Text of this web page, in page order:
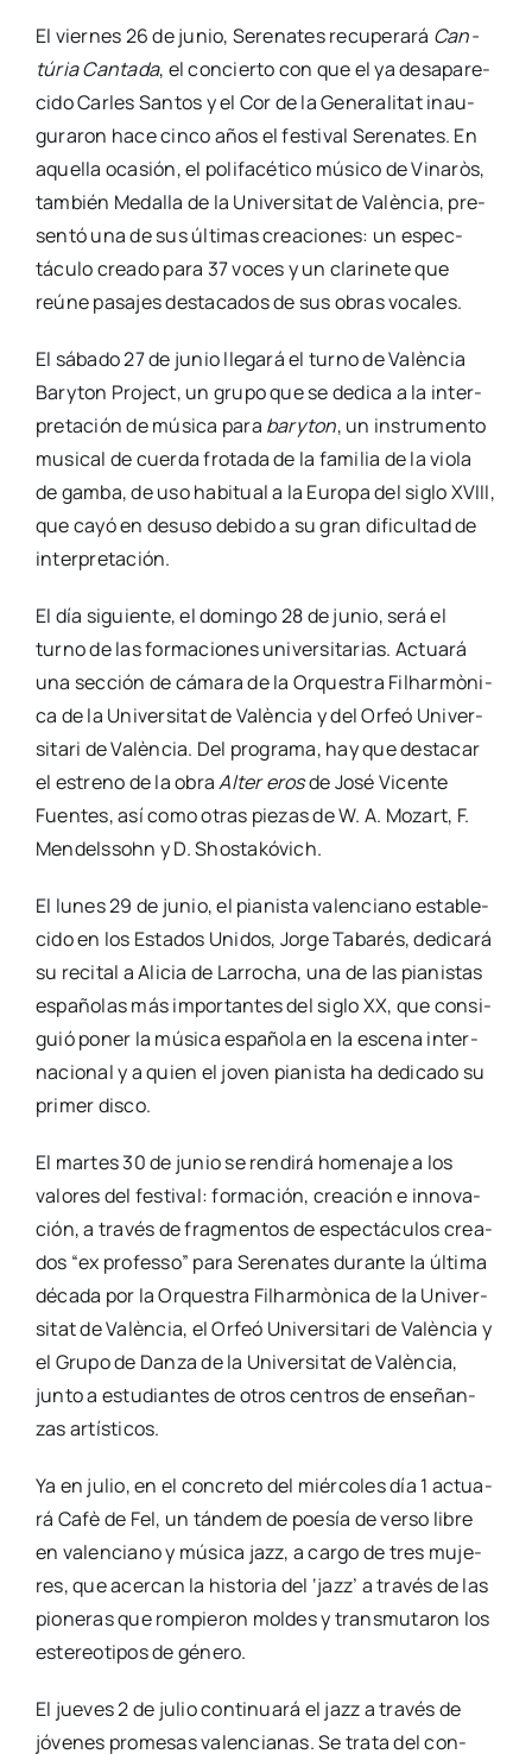
El vier­nes 26 de junio, Sere­na­tes recu­pe­ra­rá Can­
tú­ria Can­ta­da, el con­cier­to con que el ya des­apa­re­
ci­do Car­les San­tos y el Cor de la Gene­ra­li­tat inau­
gu­ra­ron hace cin­co años el fes­ti­val Sere­na­tes. En
aque­lla oca­sión, el poli­fa­cé­ti­co músi­co de Vina­ròs,
tam­bién Meda­lla de la Uni­ver­si­tat de Valèn­cia, pre­
sen­tó una de sus últi­mas crea­cio­nes: un espec­
tácu­lo crea­do para 37 voces y un cla­ri­ne­te que
reúne pasa­jes des­ta­ca­dos de sus obras voca­les.
El sába­do 27 de junio lle­ga­rá el turno de Valèn­cia
Bary­ton Pro­ject, un gru­po que se dedi­ca a la inter­
pre­ta­ción de músi­ca para bary­ton, un ins­tru­men­to
musi­cal de cuer­da fro­ta­da de la fami­lia de la vio­la
de gam­ba, de uso habi­tual a la Euro­pa del siglo XVIII,
que cayó en desuso debi­do a su gran difi­cul­tad de
inter­pre­ta­ción.
El día siguien­te, el domin­go 28 de junio, será el
turno de las for­ma­cio­nes uni­ver­si­ta­rias. Actua­rá
una sec­ción de cáma­ra de la Orques­tra Filhar­mò­ni­
ca de la Uni­ver­si­tat de Valèn­cia y del Orfeó Uni­ver­
si­ta­ri de Valèn­cia. Del pro­gra­ma, hay que des­ta­car
el estreno de la obraAlter erosde José Vicen­te
Fuen­tes, así como otras pie­zas de W. A. Mozart, F.
Men­dels­sohn y D. Shos­ta­kó­vich.
El lunes 29 de junio, el pia­nis­ta valen­ciano esta­ble­
ci­do en los Esta­dos Uni­dos, Jor­ge Taba­rés, dedi­ca­rá
su reci­tal a Ali­cia de Larro­cha, una de las pia­nis­tas
espa­ño­las más impor­tan­tes del siglo XX, que con­si­
guió poner la músi­ca espa­ño­la en la esce­na inter­
na­cio­nal y a quien el joven pia­nis­ta ha dedi­ca­do su
pri­mer dis­co.
El mar­tes 30 de junio se ren­di­rá home­na­je a los
valo­res del fes­ti­val: for­ma­ción, crea­ción e inno­va­
ción, a tra­vés de frag­men­tos de espec­tácu­los crea­
dos “ex pro­fes­so” para Sere­na­tes duran­te la últi­ma
déca­da por la Orques­tra Filhar­mò­ni­ca de la Uni­ver­
si­tat de Valèn­cia, el Orfeó Uni­ver­si­ta­ri de Valèn­cia y
el Gru­po de Dan­za de la Uni­ver­si­tat de Valèn­cia,
jun­to a estu­dian­tes de otros cen­tros de ense­ñan­
zas artís­ti­cos.
Ya en julio, en el con­cre­to del miér­co­les día 1 actua­
rá Cafè de Fel, un tán­dem de poe­sía de ver­so libre
en valen­ciano y músi­ca jazz, a car­go de tres muje­
res, que acer­can la his­to­ria del ‘jazz’ a tra­vés de las
pio­ne­ras que rom­pie­ron mol­des y trans­mu­ta­ron los
este­reo­ti­pos de géne­ro.
El jue­ves 2 de julio con­ti­nua­rá el jazz a tra­vés de
jóve­nes pro­me­sas valen­cia­nas. Se tra­ta del con­